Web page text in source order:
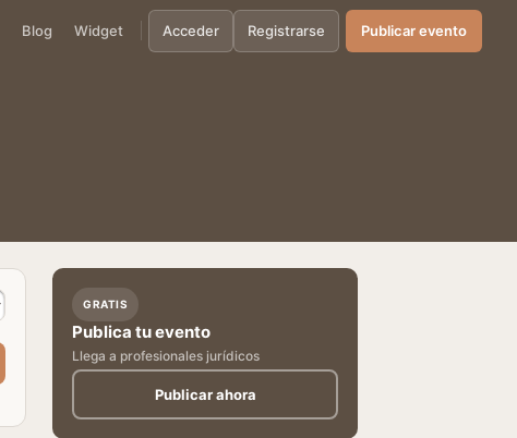
Blog Widget Acceder Registrarse Publicar evento
GRATIS
Publica tu evento
Llega a profesionales jurídicos
Publicar ahora